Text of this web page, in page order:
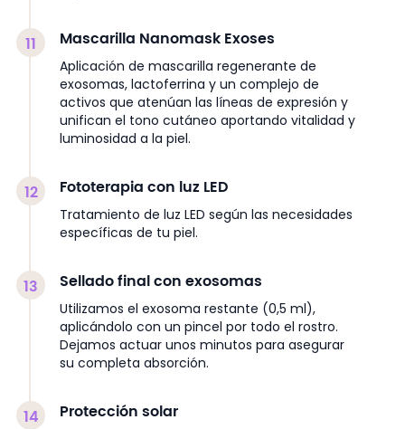
11 Mascarilla Nanomask Exoses
Aplicación de mascarilla regenerante de
exosomas, lactoferrina y un complejo de
activos que atenúan las líneas de expresión y
unifican el tono cutáneo aportando vitalidad y
luminosidad a la piel.
12 Fototerapia con luz LED
Tratamiento de luz LED según las necesidades
específicas de tu piel.
13 Sellado final con exosomas
Utilizamos el exosoma restante (0,5 ml),
aplicándolo con un pincel por todo el rostro.
Dejamos actuar unos minutos para asegurar
su completa absorción.
14 Protección solar